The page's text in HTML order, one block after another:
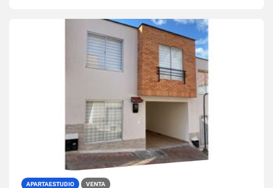
APARTAESTUDIO VENTA